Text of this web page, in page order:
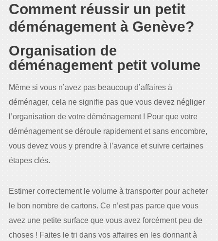
Comment réussir un petit
déménagement à Genève?
Organisation de
déménagement petit volume
Même si vous n’avez pas beaucoup d’affaires à
déménager, cela ne signifie pas que vous devez négliger
l’organisation de votre déménagement ! Pour que votre
déménagement se déroule rapidement et sans encombre,
vous devez vous y prendre à l’avance et suivre certaines
étapes clés.
Estimer correctement le volume à transporter pour acheter
le bon nombre de cartons. Ce n’est pas parce que vous
avez une petite surface que vous avez forcément peu de
choses ! Faites le tri dans vos affaires en les donnant à